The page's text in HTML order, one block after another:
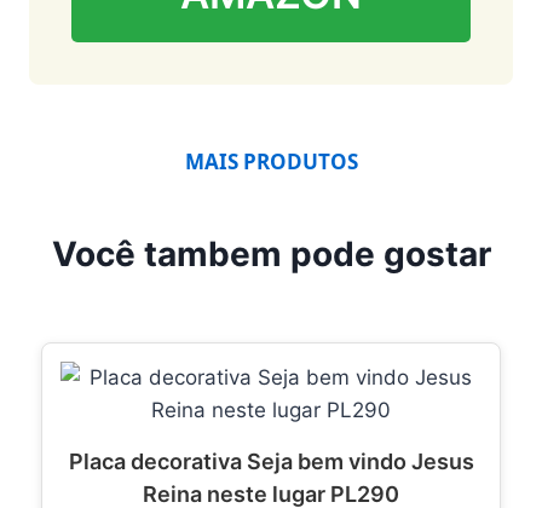
MAIS PRODUTOS
Você tambem pode gostar
Placa decorativa Seja bem vindo Jesus
Reina neste lugar PL290